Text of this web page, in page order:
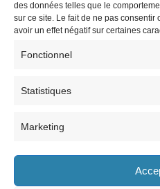
des données telles que le
sur ce site. Le fait de ne pas
avoir un effet négatif sur certaines
Fonctionnel
Statistiques
Marketing
Horaires
le lundi 8h30-12h et 13h30-17h30,